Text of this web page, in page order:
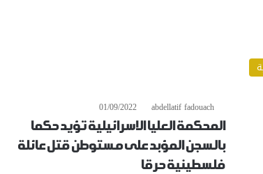
abdellatif fadouach
01/09/2022
المحكمة العليا الاسرائيلية تؤيد حكما
بالسجن المؤبد على مستوطن قتل عائلة
فلسطينية حرقا